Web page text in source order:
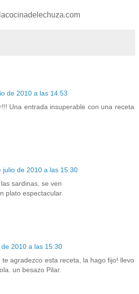
de 2010 a las 14:53
Una entrada insuperable con una receta
julio de 2010 a las 15:30
sardinas, se ven
plato espectacular.
2010 a las 15:30
te agradezco esta receta, la hago fijo! llevo
un besazo Pilar.